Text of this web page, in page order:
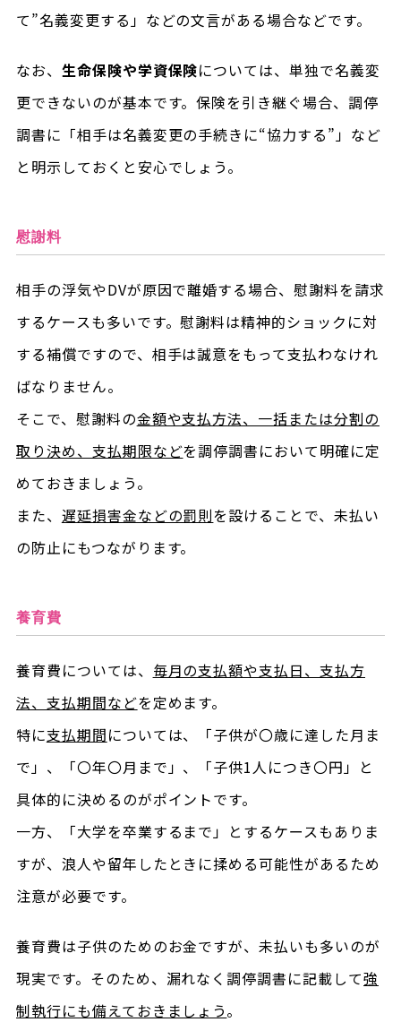
て”名義変更する」などの文言がある場合などです。
なお、 生命保険や学資保険については、単独で名義変
更できないのが基本です。保険を引き継ぐ場合、調停
調書に「相手は名義変更の手続きに“協力する”」など
と明示しておくと安心でしょう。
慰謝料
相手の浮気やDVが原因で離婚する場合、慰謝料を請求
するケースも多いです。慰謝料は精神的ショックに対
する補償ですので、相手は誠意をもって支払わなけれ
ばなりません。
そこで、慰謝料の金額や支払方法、一括または分割の
取り決め、支払期限などを調停調書において明確に定
めておきましょう。
また、 遅延損害金などの罰則を設けることで、未払い
の防止にもつながります。
養育費
養育費については、 毎月の支払額や支払日、支払方
法、支払期間などを定めます。
特に支払期間については、「子供が〇歳に達した月ま
で」、「〇年〇月まで」、「子供1人につき〇円」と
具体的に決めるのがポイントです。
一方、「大学を卒業するまで」とするケースもありま
すが、浪人や留年したときに揉める可能性があるため
注意が必要です。
養育費は子供のためのお金ですが、未払いも多いのが
現実です。そのため、漏れなく調停調書に記載して強
制執行にも備えておきましょう。